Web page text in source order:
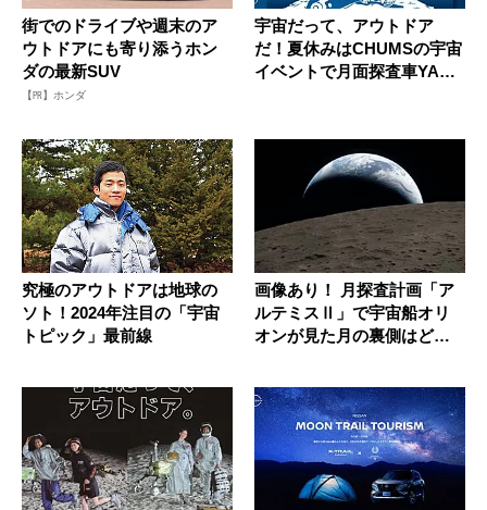
街でのドライブや週末のア
ウトドアにも寄り添うホン
ダの最新SUV
【PR】ホンダ
宇宙だって、アウトドア
だ！夏休みはCHUMSの宇宙
イベントで月面探査車YAOK
究極のアウトドアは地球の
ソト！2024年注目の「宇宙
トピック」最前線
画像あり！ 月探査計画「ア
ルテミスⅡ」で宇宙船オリ
オンが見た月の裏側はどう